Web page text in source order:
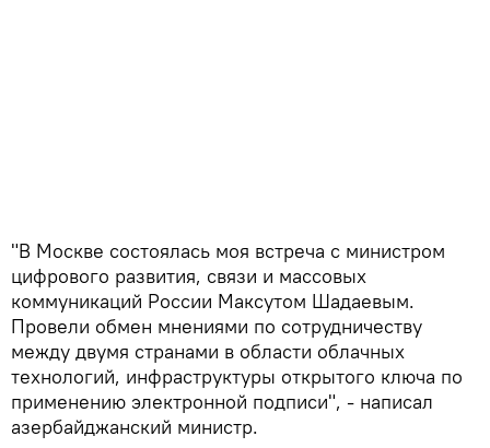
"В Москве состоялась моя встреча с министром
цифрового развития, связи и массовых
коммуникаций России Максутом Шадаевым.
Провели обмен мнениями по сотрудничеству
между двумя странами в области облачных
технологий, инфраструктуры открытого ключа по
применению электронной подписи", - написал
азербайджанский министр.